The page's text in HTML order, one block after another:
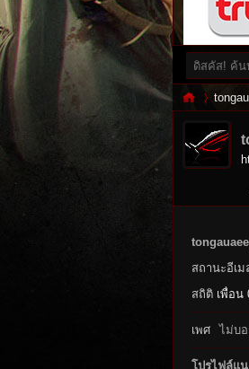
tongauaee
สถานะอีเม
สถิติ เพื่อน
เพศ ไม่บ
โปรไฟล์แ